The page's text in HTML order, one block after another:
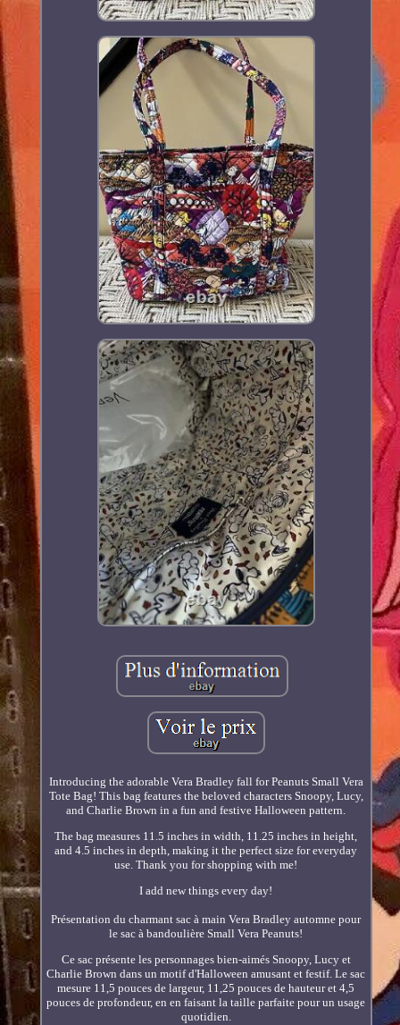
Introducing the adorable Vera Bradley fall for Peanuts Small Vera
Tote Bag! This bag features the beloved characters Snoopy, Lucy,
and Charlie Brown in a fun and festive Halloween pattern.
The bag measures 11.5 inches in width, 11.25 inches in height,
and 4.5 inches in depth, making it the perfect size for everyday
use. Thank you for shopping with me!
I add new things every day!
Présentation du charmant sac à main Vera Bradley automne pour
le sac à bandoulière Small Vera Peanuts!
Ce sac présente les personnages bien-aimés Snoopy, Lucy et
Charlie Brown dans un motif d'Halloween amusant et festif. Le sac
mesure 11,5 pouces de largeur, 11,25 pouces de hauteur et 4,5
pouces de profondeur, en en faisant la taille parfaite pour un usage
quotidien.